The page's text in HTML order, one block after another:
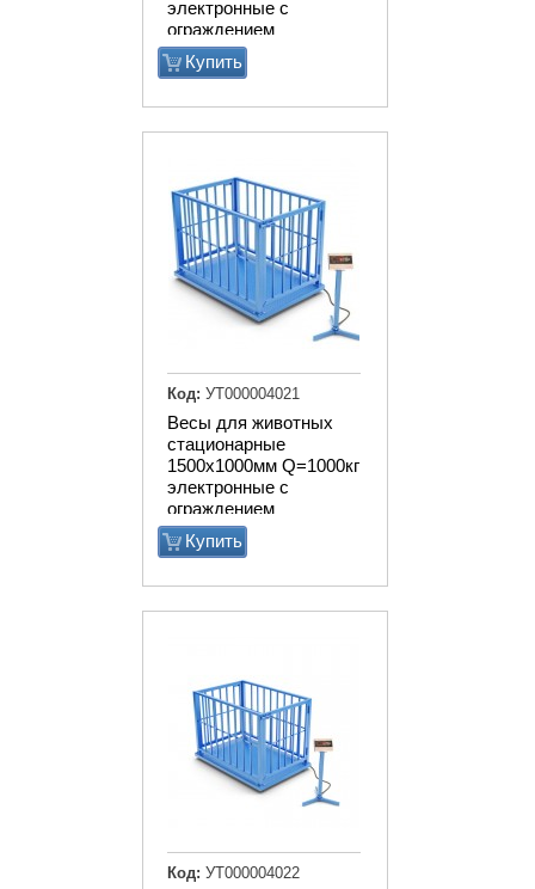
электронные с
ограждением
Купить
Весы для животных
стационарные
1500х1000мм Q=1000кг
электронные с
ограждением
Купить
Код: УТ000004021
Код: УТ000004022